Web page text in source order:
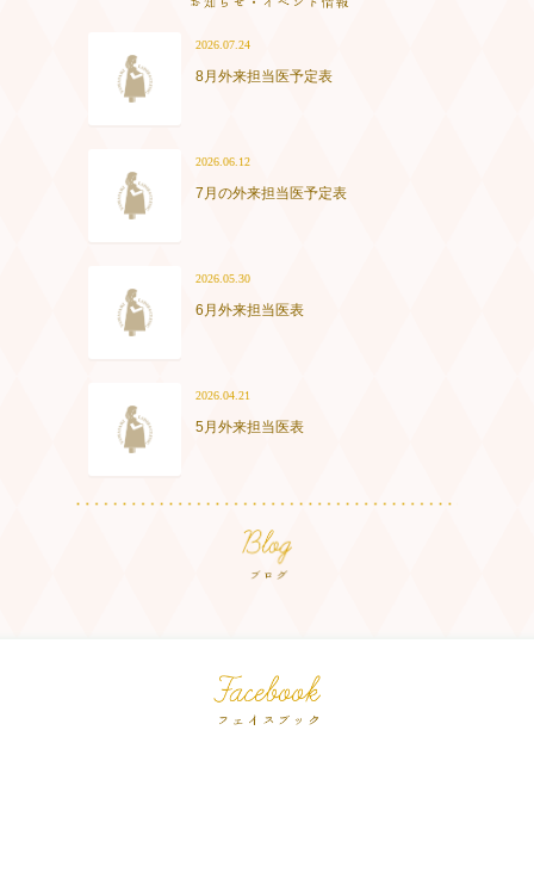
2026.07.24
8月外来担当医予定表
2026.06.12
7月の外来担当医予定表
2026.05.30
6月外来担当医表
2026.04.21
5月外来担当医表